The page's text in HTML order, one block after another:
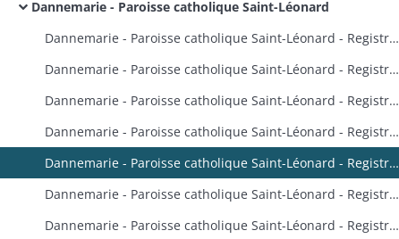
Dannemarie - Paroisse catholique Saint-Léonard
Dannemarie - Paroisse catholique Saint-Léonard - Registre de baptêmes
Dannemarie - Paroisse catholique Saint-Léonard - Registre de baptêmes
Dannemarie - Paroisse catholique Saint-Léonard - Registre de baptêmes, mariages, sépultures et actes de décès de protestants
Dannemarie - Paroisse catholique Saint-Léonard - Registre de baptêmes et mariages
Dannemarie - Paroisse catholique Saint-Léonard - Registre de baptêmes et notes
Dannemarie - Paroisse catholique Saint-Léonard - Registre de sépultures
Dannemarie - Paroisse catholique Saint-Léonard - Registre de mariages, sépultures, confirmations et notes